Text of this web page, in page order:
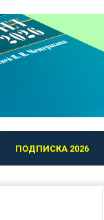
ПОДПИСКА 2026